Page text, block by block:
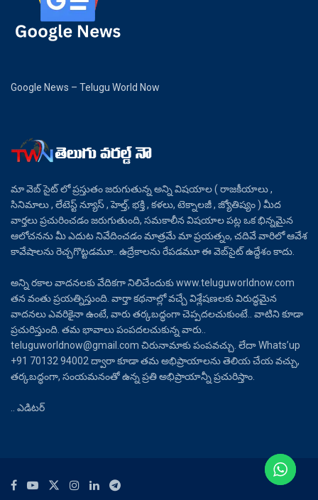
Google News – Telugu World Now
మా వెబ్ సైట్ లో ప్రస్తుతం జరుగుతున్న అన్ని విషయాల ( రాజకీయాలు ,
సినిమాలు , లేటెస్ట్ న్యూస్ , హెల్త్, భక్తి , కళలు, టెక్నాలజీ , జ్యోతిష్యం ) మీద
వార్తలు ప్రచురించడం జరుగుతుంది, సమకాలీన విషయాల పట్ల ఒక భిన్నమైన
ఆలోచనను మీ ఎదుట నివేదించడం మాత్రమే మా ప్రయత్నం, చదివే వారిలో ఆవేశ
కావేషాలను రెచ్చగొట్టడమూ.. ఉద్రేకాలను రేపడమూ ఈ వెబ్‌సైట్ ఉద్దేశం కాదు.
అన్ని రకాల వాదనలకు వేదికగా నిలిచేందుకు www.teluguworldnow.com
తన వంతు ప్రయత్నిస్తుంది. వార్తా కథనాల్లో వచ్చే విశ్లేషణలకు విరుద్ధమైన
వాదనలు ఎవరికైనా ఉంటే, వారు తర్కబద్ధంగా చెప్పదలచుకుంటే.. వాటిని కూడా
ప్రచురిస్తుంది. తమ భావాలు పంపదలచుకున్న వారు..
teluguworldnow@gmail.com చిరునామాకు పంపవచ్చు. లేదా Whats’up
+91 70132 94002 ద్వారా కూడా తమ అభిప్రాయాలను తెలియ చేయ వచ్చు,
తర్కబద్ధంగా, సంయమనంతో ఉన్న ప్రతి అభిప్రాయాన్నీ ప్రచురిస్తాం.
.. ఎడిటర్